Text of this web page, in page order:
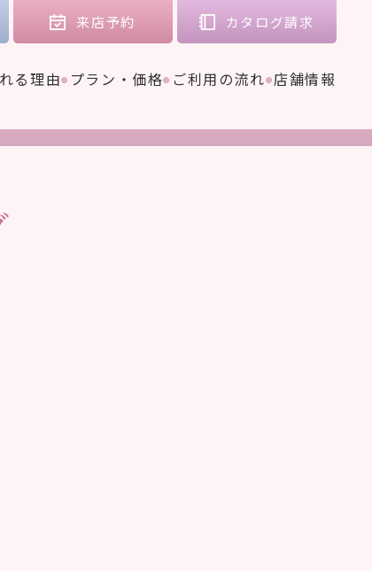
る理由 プラン・価格 ご利用の流れ 店舗情報
来店予約 カタログ請求